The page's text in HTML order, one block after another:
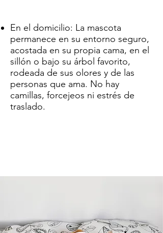
En el domicilio: La mascota
permanece en su entorno seguro,
acostada en su propia cama, en el
sillón o bajo su árbol favorito,
rodeada de sus olores y de las
personas que ama. No hay
camillas, forcejeos ni estrés de
traslado.